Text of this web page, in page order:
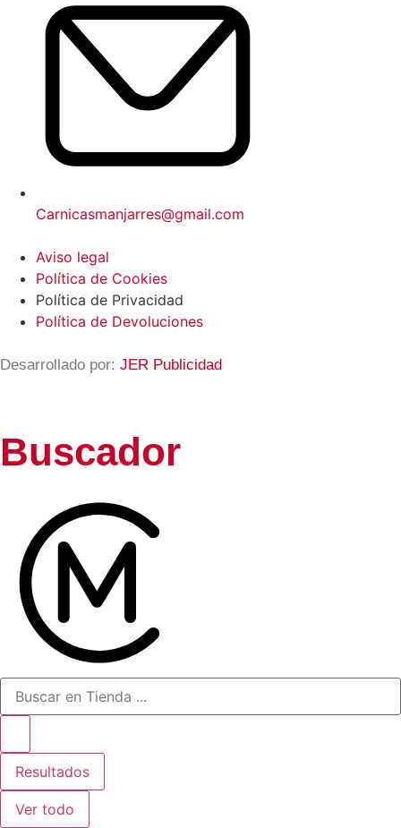
Carnicasmanjarres@gmail.com
Aviso legal
Política de Cookies
Política de Privacidad
Política de Devoluciones
Desarrollado por: JER Publicidad
Buscador
Resultados
Ver todo